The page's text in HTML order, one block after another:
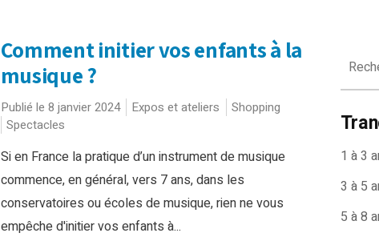
Comment initier vos enfants à la
musique ?
Publié le 8 janvier 2024 Expos et ateliers
Shopping
Spectacles
Si en France la pratique d’un instrument de musique
commence, en général, vers 7 ans, dans les
conservatoires ou écoles de musique, rien ne vous
empêche d'initier vos enfants à...
1 à 3
3 à 5
5 à 8